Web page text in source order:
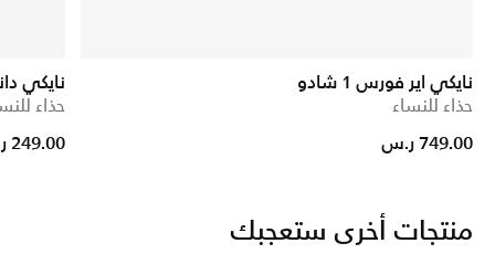
نايكي اير فورس 1 شادو
حذاء للنساء
749.00 ر.س
نايكي
حذاء
Price reduced from
to
249.00 ر.س
منتجات أخرى ستعجبك